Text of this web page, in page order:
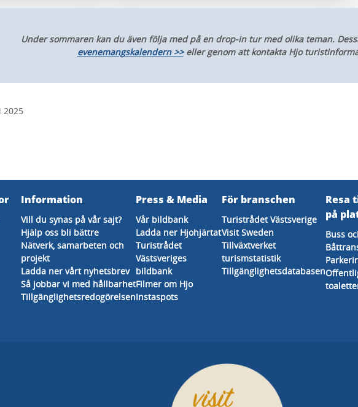
Under sommaren kan du även följa med på en drop-in tur med olika teman.
evenemangskalendern >>eller genom att kontakta Hjo
Information
Vill du synas på vår sajt?
Hjälp oss bli bättre
Nätverk, samarbeten och
projekt
Ladda ner vårt nyhetsbrev
Så jobbar vi med hållbarhet
Tillgänglighetsredogörelsen
Press & Media
Vår bildbank
Ladda ner Hjohjärtat
Turistrådet
Västsveriges
bildbank
Filmer om Hjo
Instaspots
För branschen
Turistrådet Västsverige
Visit Sweden
Tillväxtverket
turismstatistik
Tillgänglighetsdatabasen
Resa
på
Buss